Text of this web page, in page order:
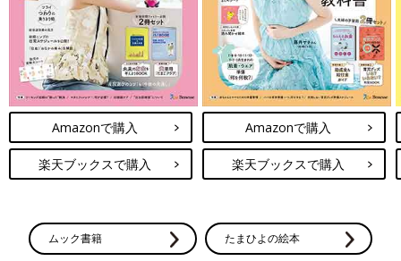
Amazonで購入
楽天ブックスで購入
Amazonで購入
楽天ブックスで購入
ムック書籍 たまひよの絵本